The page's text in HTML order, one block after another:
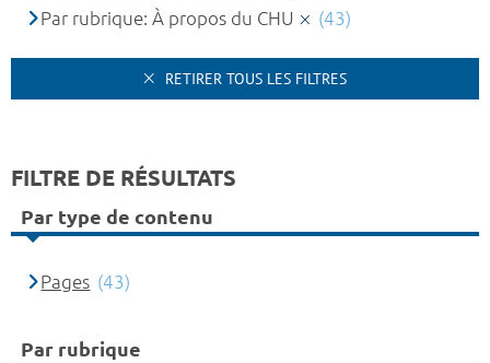
Par rubrique: À propos du CHU
(43)
RETIRER TOUS LES FILTRES
FILTRE DE RÉSULTATS
Par type de contenu
Pages (43)
Par rubrique